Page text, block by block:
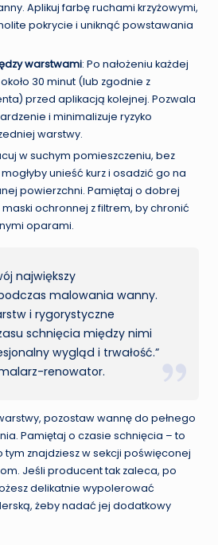
Aplikuj farbę ruchami krzyżowymi,
pokrycie i uniknąć powstawania
warstwami: Po nałożeniu każdej
30 minut (lub zgodnie z
przed aplikacją kolejnej. Pozwala
i minimalizuje ryzyko
warstwy.
w suchym pomieszczeniu, bez
unieść kurz i osadzić go na
powierzchni. Pamiętaj o dobrej
ochronnej z filtrem, by chronić
oparami.
największy
malowania wanny.
i rygorystyczne
schnięcia między nimi
wygląd i trwałość.”
renowator.
pozostaw wannę do pełnego
Pamiętaj o czasie schnięcia – to
tym znajdziesz w sekcji poświęconej
Jeśli producent tak zaleca, po
delikatnie wypolerować
żeby nadać jej dodatkowy